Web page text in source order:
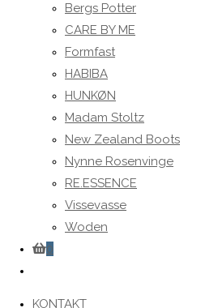
Bergs Potter
CARE BY ME
Formfast
HABIBA
HUNKØN
Madam Stoltz
New Zealand Boots
Nynne Rosenvinge
RE.ESSENCE
Vissevasse
Woden
0
KONTAKT